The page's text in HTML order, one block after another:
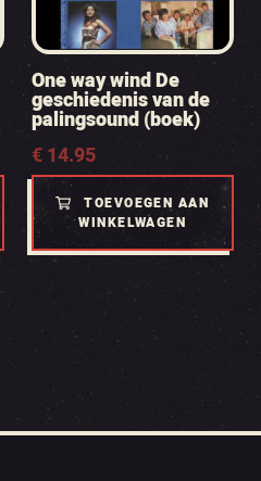
One way wind De
geschiedenis van de
palingsound (boek)
€14.95
TOEVOEGEN AAN
WINKELWAGEN